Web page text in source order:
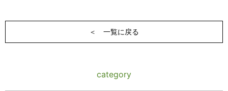
＜ 一覧に戻る
category